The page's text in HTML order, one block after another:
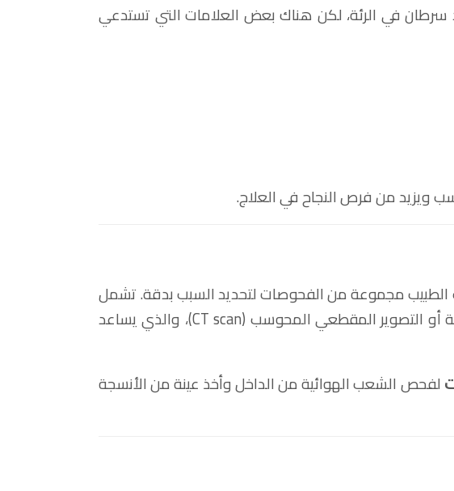
في الرئة، لكن هناك بعض العلامات التي تستدعي
ويزيد من فرص النجاح في العلاج.
الطبيب مجموعة من الفحوصات لتحديد السبب بدقة. تشمل
هذه الفحوصات تصوير الصدر بالأشعة السينية أو التصوير المقطعي المحوسب (CT scan)، والذي يساعد
لفحص الشعب الهوائية من الداخل وأخذ عينة من الأنسجة